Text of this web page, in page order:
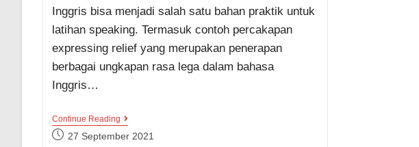
Inggris bisa menjadi salah satu bahan praktik untuk
latihan speaking. Termasuk contoh percakapan
expressing relief yang merupakan penerapan
berbagai ungkapan rasa lega dalam bahasa
Inggris…
Continue Reading3
Percakapan
Post27 September 2021